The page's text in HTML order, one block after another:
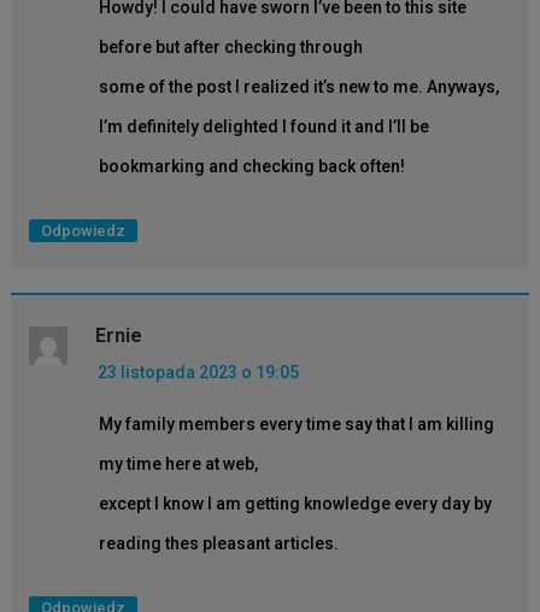
Howdy! I could have sworn I’ve been to this site
before but after checking through
some of the post I realized it’s new to me. Anyways,
I’m definitely delighted I found it and I’ll be
bookmarking and checking back often!
Odpowiedz
Ernie
23 listopada 2023 o 19:05
My family members every time say that I am killing
my time here at web,
except I know I am getting knowledge every day by
reading thes pleasant articles.
Odpowiedz